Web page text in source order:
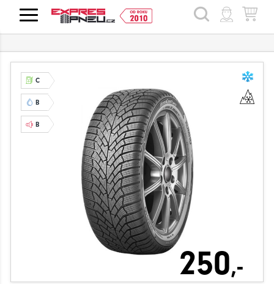
HLEDAT
C
B
B
250,-